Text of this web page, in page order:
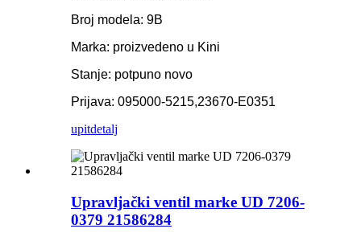
Broj modela: 9B
Marka: proizvedeno u Kini
Stanje: potpuno novo
Prijava: 095000-5215,23670-E0351
upitdetalj
Upravljački ventil marke UD 7206-
0379 21586284